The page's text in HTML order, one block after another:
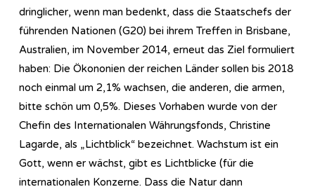
dringlicher, wenn man bedenkt, dass die Staatschefs der
führenden Nationen (G20) bei ihrem Treffen in Brisbane,
Australien, im November 2014, erneut das Ziel formuliert
haben: Die Ökononien der reichen Länder sollen bis 2018
noch einmal um 2,1% wachsen, die anderen, die armen,
bitte schön um 0,5%. Dieses Vorhaben wurde von der
Chefin des Internationalen Währungsfonds, Christine
Lagarde, als „Lichtblick“ bezeichnet. Wachstum ist ein
Gott, wenn er wächst, gibt es Lichtblicke (für die
internationalen Konzerne. Dass die Natur dann